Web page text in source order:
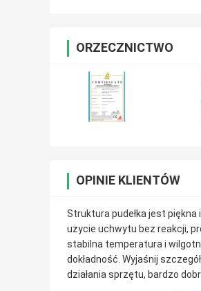
ORZECZNICTWO
OPINIE KLIENTÓW
Struktura pudełka jest piękna
użycie uchwytu bez reakcji,
stabilna temperatura i
dokładność. Wyjaśnij
działania sprzętu, bardzo